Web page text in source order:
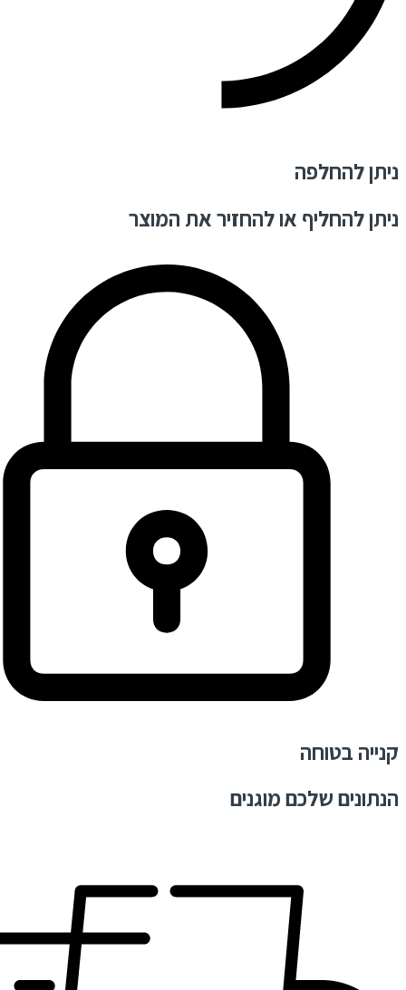
ניתן להחלפה
ניתן להחליף או להחזיר את המוצר
קנייה בטוחה
הנתונים שלכם מוגנים